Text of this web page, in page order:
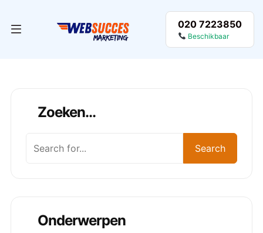
020 7223850
Beschikbaar
Zoeken...
Search
Onderwerpen